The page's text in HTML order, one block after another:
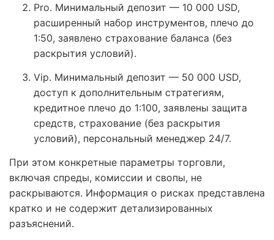
Pro. Минимальный депозит — 10 000 USD,
расширенный набор инструментов, плечо до
1:50, заявлено страхование баланса (без
раскрытия условий).
Vip. Минимальный депозит — 50 000 USD,
доступ к дополнительным стратегиям,
кредитное плечо до 1:100, заявлены защита
средств, страхование (без раскрытия
условий), персональный менеджер 24/7.
При этом конкретные параметры торговли,
включая спреды, комиссии и свопы, не
раскрываются. Информация о рисках представлена
кратко и не содержит детализированных
разъяснений.